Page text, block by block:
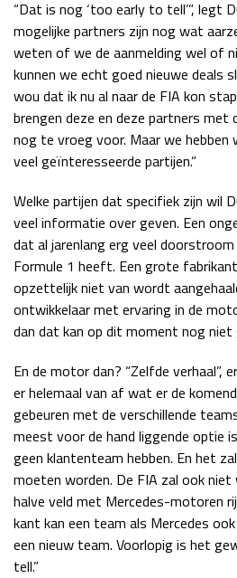
“Dat is nog ‘too early to tell’”, legt
mogelijke partners zijn nog wat
weten of we de aanmelding wel of
kunnen we echt goed nieuwe deals
wou dat ik nu al naar de FIA kon
brengen deze en deze partners met
nog te vroeg voor. Maar we hebben
veel geïnteresseerde partijen.”
Welke partijen dat specifiek zijn wil
veel informatie over geven. Een
dat al jarenlang erg veel
Formule 1 heeft. Een grote
opzettelijk niet van wordt
ontwikkelaar met ervaring in de
dan dat kan op dit moment nog niet
En de motor dan? “Zelfde verhaal”,
er helemaal van af wat er de
gebeuren met de verschillende
meest voor de hand liggende optie
geen klantenteam hebben. En het
moeten worden. De FIA zal ook
halve veld met Mercedes-motoren
kant kan een team als Mercedes
een nieuw team. Voorlopig is het
tell.”